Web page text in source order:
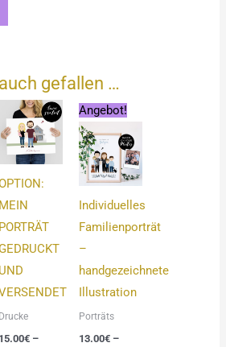
gefallen …
MEIN
PORTRÄT
UND
Drucke
15.00€ –
Preisspanne:
15.00€
bis
49.00€
Angebot!
Individuelles
Familienporträt
–
handgezeichnete
Illustration
Porträts
13.00€ –
Preisspanne:
13.00€
bis
80.00€